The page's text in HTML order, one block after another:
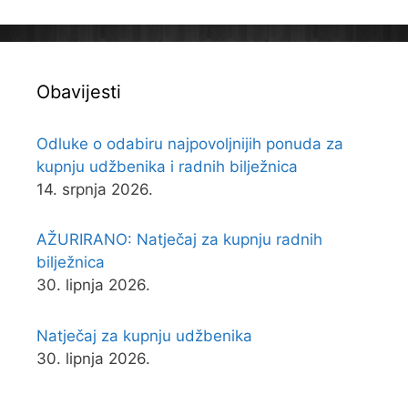
Obavijesti
Odluke o odabiru najpovoljnijih ponuda za
kupnju udžbenika i radnih bilježnica
14. srpnja 2026.
AŽURIRANO: Natječaj za kupnju radnih
bilježnica
30. lipnja 2026.
Natječaj za kupnju udžbenika
30. lipnja 2026.